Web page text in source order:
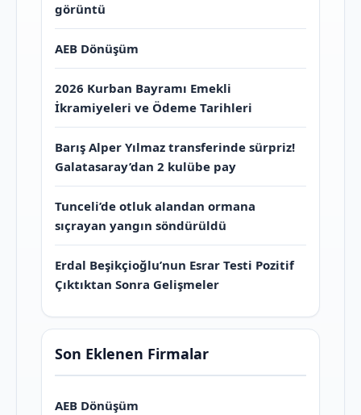
görüntü
AEB Dönüşüm
2026 Kurban Bayramı Emekli
İkramiyeleri ve Ödeme Tarihleri
Barış Alper Yılmaz transferinde sürpriz!
Galatasaray’dan 2 kulübe pay
Tunceli’de otluk alandan ormana
sıçrayan yangın söndürüldü
Erdal Beşikçioğlu’nun Esrar Testi Pozitif
Çıktıktan Sonra Gelişmeler
Son Eklenen Firmalar
AEB Dönüşüm